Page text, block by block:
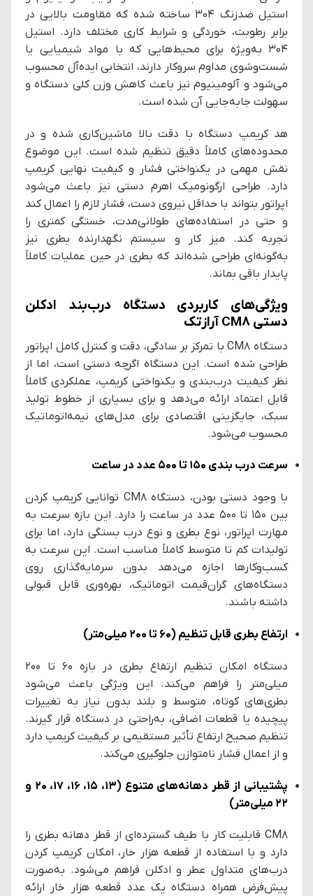
استیل ضدزنگ ۳۰۴ ساخته شده که مقاومت بالایی در
برابر رطوبت، خوردگی و شرایط کاری مختلف دارد. استیل
۳۰۴ به‌ویژه برای محیط‌هایی که با مواد شیمیایی یا
شست‌وشوی مداوم سروکار دارند، انتخابی ایده‌آل محسوب
می‌شود و آلومینیوم نیز باعث کاهش وزن کلی دستگاه و
سهولت جابه‌جایی آن شده است.
هد کریمپ دستگاه با دقت بالا ماشین‌کاری شده و در
محدوده‌های کاملاً دقیق تنظیم شده است. این موضوع
نقش مهمی در یکنواختی فشار و کیفیت نهایی کریمپ
دارد. طراحی ارگونومیک اهرم دستی نیز باعث می‌شود
اپراتور بتواند با حداقل نیروی دست، فشار لازم را اعمال کند
و حتی در استفاده‌های طولانی‌مدت، خستگی کمتری را
تجربه کند. میز کار و سیستم نگهدارنده بطری نیز
به‌گونه‌ای طراحی شده‌اند که بطری در حین عملیات کاملاً
پایدار باقی بماند.
ویژگی‌های کاربردی دستگاه درب‌بند ادکلن
دستی CM8 آرازتک
دستگاه CM8 با تمرکز بر سادگی، دقت و کنترل کامل اپراتور
طراحی شده است. این دستگاه اگرچه دستی است، اما از
نظر کیفیت درب‌بندی و یکنواختی کریمپ، عملکردی کاملاً
قابل اعتماد ارائه می‌دهد و برای بسیاری از خطوط تولید
سبک، جایگزینی اقتصادی برای مدل‌های نیمه‌اتوماتیک
محسوب می‌شود.
سرعت درب بندی ۱۵۰ تا ۵۰۰ عدد در ساعت
با وجود دستی بودن، دستگاه CM8 توانایی کریمپ کردن
بین ۱۵۰ تا ۵۰۰ عدد در ساعت را دارد. این بازه سرعت به
مهارت اپراتور، نوع بطری و نوع درب بستگی دارد، اما برای
تولیدات کم تا متوسط کاملاً مناسب است. این سرعت به
کسب‌وکارها اجازه می‌دهد بدون سرمایه‌گذاری روی
دستگاه‌های گران‌قیمت اتوماتیک، بهره‌وری قابل قبولی
داشته باشند.
ارتفاع بطری قابل تنظیم (۶۰ تا ۲۰۰ میلی‌متر)
دستگاه امکان تنظیم ارتفاع بطری در بازه ۶۰ تا ۲۰۰
میلی‌متر را فراهم می‌کند. این ویژگی باعث می‌شود
بطری‌های کوتاه، متوسط و بلند بدون نیاز به تغییرات
پیچیده یا قطعات اضافی، به‌راحتی در دستگاه قرار گیرند.
تنظیم صحیح ارتفاع تأثیر مستقیمی بر کیفیت کریمپ دارد
و از اعمال فشار نامتوازن جلوگیری می‌کند.
پشتیبانی از قطر دهانه‌های متنوع (۱۳، ۱۵، ۱۶، ۱۷، ۲۰ و
۲۲ میلی‌متر)
CM8 قابلیت کار با طیف گسترده‌ای از قطر دهانه بطری را
دارد و با استفاده از قطعه هزار خار، امکان کریمپ کردن
درب‌های متداول عطر و ادکلن فراهم می‌شود. به‌صورت
پیش‌فرض همراه دستگاه یک عدد قطعه هزار خار ارائه